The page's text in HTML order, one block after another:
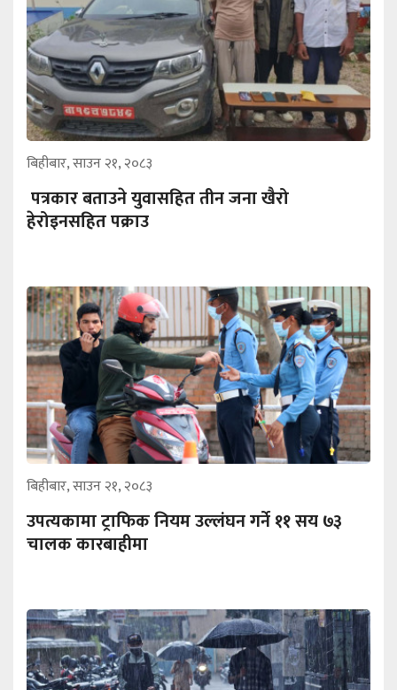
बिहीबार, साउन २१, २०८३
पत्रकार बताउने युवासहित तीन जना खैरो
हेरोइनसहित पक्राउ
बिहीबार, साउन २१, २०८३
उपत्यकामा ट्राफिक नियम उल्लंघन गर्ने ११ सय ७३
चालक कारबाहीमा